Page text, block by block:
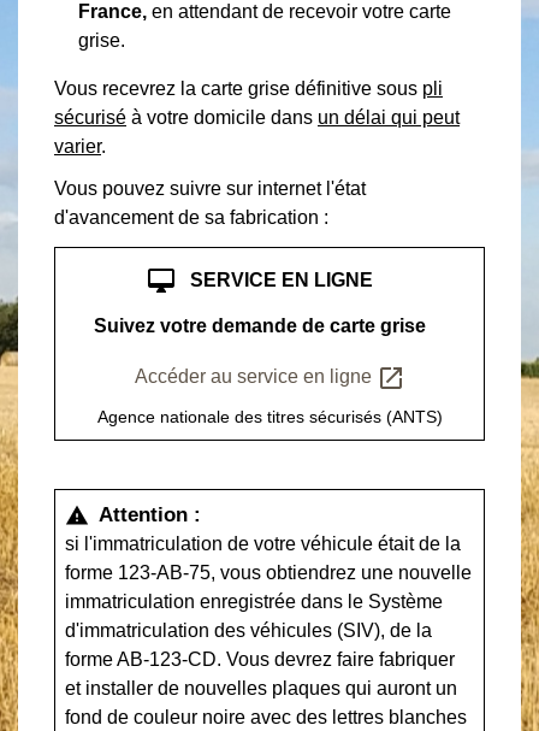
France, en attendant de recevoir votre carte
grise.
Vous recevrez la carte grise définitive sous pli
sécurisé à votre domicile dans un délai qui peut
varier.
Vous pouvez suivre sur internet l'état
d'avancement de sa fabrication :
desktop_mac SERVICE EN LIGNE
Suivez votre demande de carte grise
Accéder au service en ligne open_in_new
Agence nationale des titres sécurisés (ANTS)
warning Attention :
si l'immatriculation de votre véhicule était de la
forme 123-AB-75, vous obtiendrez une nouvelle
immatriculation enregistrée dans le Système
d'immatriculation des véhicules (SIV), de la
forme AB-123-CD. Vous devrez faire fabriquer
et installer de nouvelles plaques qui auront un
fond de couleur noire avec des lettres blanches